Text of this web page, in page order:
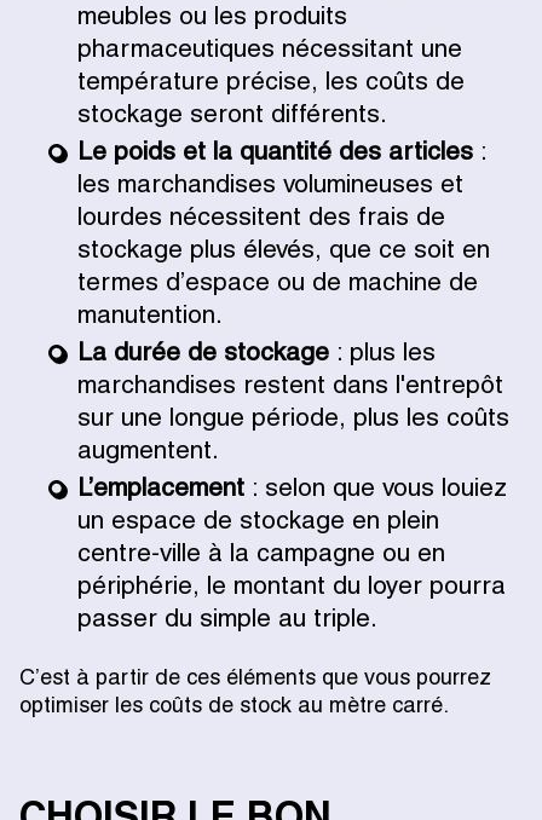
meubles ou les produits
pharmaceutiques nécessitant une
température précise, les coûts de
stockage seront différents.
Le poids et la quantité des articles :
les marchandises volumineuses et
lourdes nécessitent des frais de
stockage plus élevés, que ce soit en
termes d’espace ou de machine de
manutention.
La durée de stockage : plus les
marchandises restent dans l'entrepôt
sur une longue période, plus les coûts
augmentent.
L’emplacement : selon que vous louiez
un espace de stockage en plein
centre-ville à la campagne ou en
périphérie, le montant du loyer pourra
passer du simple au triple.
C’est à partir de ces éléments que vous pourrez
optimiser les coûts de stock au mètre carré.